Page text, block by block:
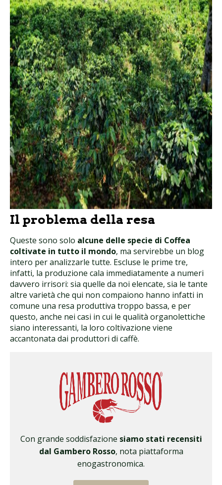
Il problema della resa
Queste sono solo alcune delle specie di Coffea
coltivate in tutto il mondo, ma servirebbe un blog
intero per analizzarle tutte. Escluse le prime tre,
infatti, la produzione cala immediatamente a numeri
davvero irrisori: sia quelle da noi elencate, sia le tante
altre varietà che qui non compaiono hanno infatti in
comune una resa produttiva troppo bassa, e per
questo, anche nei casi in cui le qualità organolettiche
siano interessanti, la loro coltivazione viene
accantonata dai produttori di caffè.
Con grande soddisfazione siamo stati recensiti
dal Gambero Rosso, nota piattaforma
enogastronomica.